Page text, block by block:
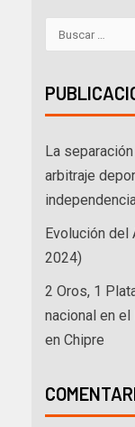
La
arbitraje
Evolución del
2024)
2 Oros, 1
nacional en
en Chipre